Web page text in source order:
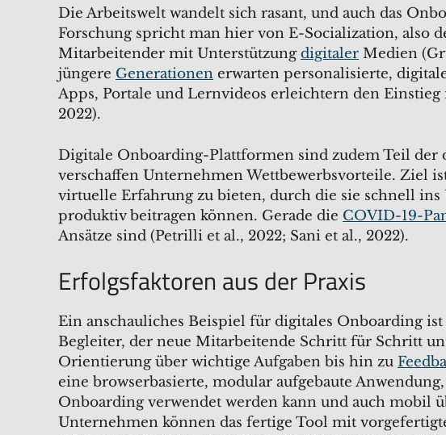
Die Arbeitswelt wandelt sich rasant, und auch das
Forschung spricht man hier von E-Socialization, also
Mitarbeitender mit Unterstützungdigitaler Medien
jüngere Generationen erwarten personalisierte,
Apps, Portale und Lernvideos erleichtern den Einstieg
2022).
Digitale Onboarding-Plattformen sind zudem Teil
verschaffen Unternehmen Wettbewerbsvorteile. Ziel
virtuelle Erfahrung zu bieten, durch die sie schnell
produktiv beitragen können. Gerade die COVID-19-
Ansätze sind (Petrilli et al., 2022; Sani et al., 2022).
Erfolgsfaktoren aus der Praxis
Ein anschauliches Beispiel für digitales Onboarding
Begleiter, der neue Mitarbeitende Schritt für Schritt
Orientierung über wichtige Aufgaben bis hin zu
eine browserbasierte, modular aufgebaute
Onboarding verwendet werden kann und auch mobil
Unternehmen können das fertige Tool mit